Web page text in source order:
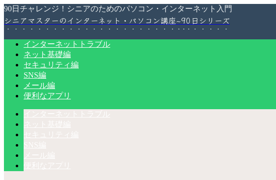
90日チャレンジ！シニアのためのパソコン・インターネット入門
シニアマスターのインターネット・パソコン講座~90日シリーズ
インターネットトラブル
ネット基礎編
セキュリティ編
SNS編
メール編
便利なアプリ